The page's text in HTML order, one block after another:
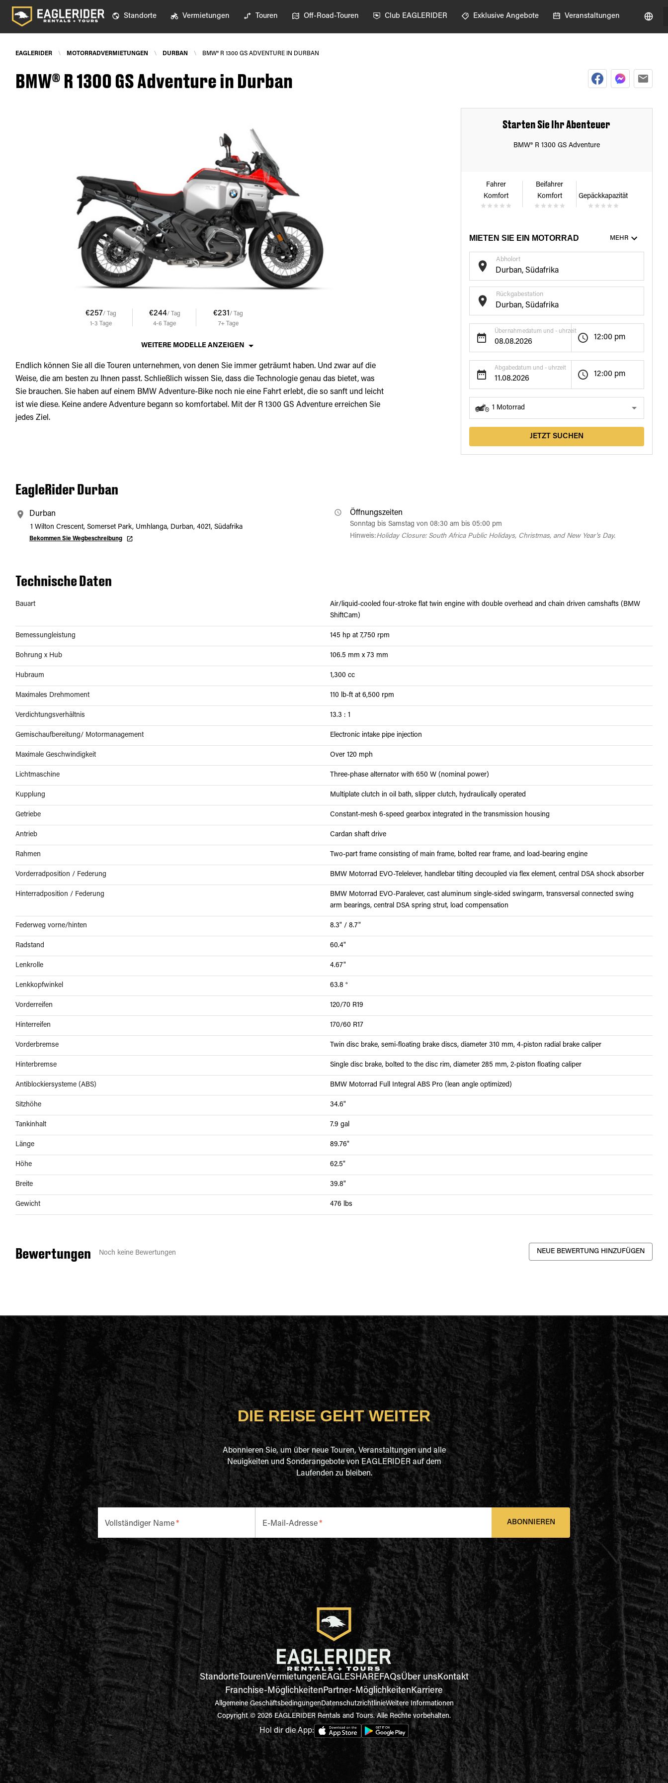
Standorte Vermietungen Touren Off-Road-Touren Club EAGLERIDER Exklusive Angebote Veranstaltungen
EAGLERIDER \ MOTORRADVERMIETUNGEN \ DURBAN \ BMW® R 1300 GS ADVENTURE IN DURBAN
BMW® R 1300 GS Adventure in Durban
€257/ Tag
1-3
Tage
€244/ Tag
4-6
Tage
€231/ Tag
7+
Tage
WEITERE MODELLE ANZEIGEN
Endlich können Sie all die Touren unternehmen, von denen Sie immer geträumt haben. Und zwar auf die
Weise, die am besten zu Ihnen passt. Schließlich wissen Sie, dass die Technologie genau das bietet, was
Sie brauchen. Sie haben auf einem BMW Adventure-Bike noch nie eine Fahrt erlebt, die so sanft und leicht
ist wie diese. Keine andere Adventure begann so komfortabel. Mit der R 1300 GS Adventure erreichen Sie
jedes Ziel.
Starten Sie Ihr Abenteuer
BMW® R 1300 GS Adventure
Fahrer
Komfort
Beifahrer
Komfort
Gepäckkapazität
MIETEN SIE EIN MOTORRAD MEHR
Abholort
Rückgabestation
Übernahmedatum und - uhrzeit
12:00 pm
Abgabedatum und - uhrzeit
12:00 pm
1 Motorrad
JETZT SUCHEN
EagleRider Durban
Durban
1 Wilton Crescent, Somerset Park, Umhlanga, Durban, 4021, Südafrika
Bekommen Sie Wegbeschreibung
Öffnungszeiten
Sonntag bis Samstag von 08:30 am bis 05:00 pm
Hinweis:Holiday Closure: South Africa Public Holidays, Christmas, and New Year's Day.
Technische Daten
Bauart
Air/liquid-cooled four-stroke flat twin engine with double overhead and chain driven camshafts (BMW
ShiftCam)
Bemessungleistung 145 hp at 7,750 rpm
Bohrung x Hub 106.5 mm x 73 mm
Hubraum 1,300 cc
Maximales Drehmoment 110 lb-ft at 6,500 rpm
Verdichtungsverhältnis 13.3 : 1
Gemischaufbereitung/ Motormanagement Electronic intake pipe injection
Maximale Geschwindigkeit Over 120 mph
Lichtmaschine Three-phase alternator with 650 W (nominal power)
Kupplung Multiplate clutch in oil bath, slipper clutch, hydraulically operated
Getriebe Constant-mesh 6-speed gearbox integrated in the transmission housing
Antrieb Cardan shaft drive
Rahmen Two-part frame consisting of main frame, bolted rear frame, and load-bearing engine
Vorderradposition / Federung BMW Motorrad EVO-Telelever, handlebar tilting decoupled via flex element, central DSA shock absorber
Hinterradposition / Federung
BMW Motorrad EVO-Paralever, cast aluminum single-sided swingarm, transversal connected swing
arm bearings, central DSA spring strut, load compensation
Federweg vorne/hinten 8.3" / 8.7"
Radstand 60.4"
Lenkrolle 4.67"
Lenkkopfwinkel 63.8 °
Vorderreifen 120/70 R19
Hinterreifen 170/60 R17
Vorderbremse Twin disc brake, semi-floating brake discs, diameter 310 mm, 4-piston radial brake caliper
Hinterbremse Single disc brake, bolted to the disc rim, diameter 285 mm, 2-piston floating caliper
Antiblockiersysteme (ABS) BMW Motorrad Full Integral ABS Pro (lean angle optimized)
Sitzhöhe 34.6"
Tankinhalt 7.9 gal
Länge 89.76"
Höhe 62.5"
Breite 39.8"
Gewicht 476 lbs
Bewertungen Noch keine Bewertungen NEUE BEWERTUNG HINZUFÜGEN
DIE REISE GEHT WEITER
Abonnieren Sie, um über neue Touren, Veranstaltungen und alle
Neuigkeiten und Sonderangebote von EAGLERIDER auf dem
Laufenden zu bleiben.
Vollständiger Name * E-Mail-Adresse * ABONNIEREN
StandorteTourenVermietungenEAGLESHAREFAQsÜber unsKontakt
Franchise-MöglichkeitenPartner-MöglichkeitenKarriere
Allgemeine GeschäftsbedingungenDatenschutzrichtlinieWeitere Informationen
Copyright © 2026 EAGLERIDER Rentals and Tours. Alle Rechte vorbehalten.
Hol dir die App: